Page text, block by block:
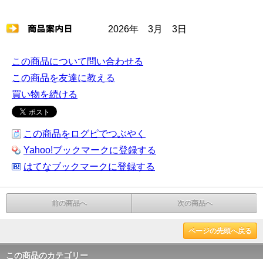
2026年 3月 3日
この商品について問い合わせる
この商品を友達に教える
買い物を続ける
この商品をログピでつぶやく
Yahoo!ブックマークに登録する
はてなブックマークに登録する
前の商品へ 次の商品へ
ページの先頭へ戻る
この商品のカテゴリー